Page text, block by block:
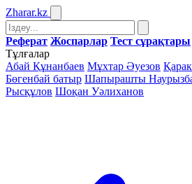
Zharar.kz
Реферат Жоспарлар Тест сұрақтары
Тұлғалар
Абай Құнанбаев Мұхтар Әуезов
Бөгенбай батыр Шапырашты
Рысқұлов Шоқан Уәлиханов